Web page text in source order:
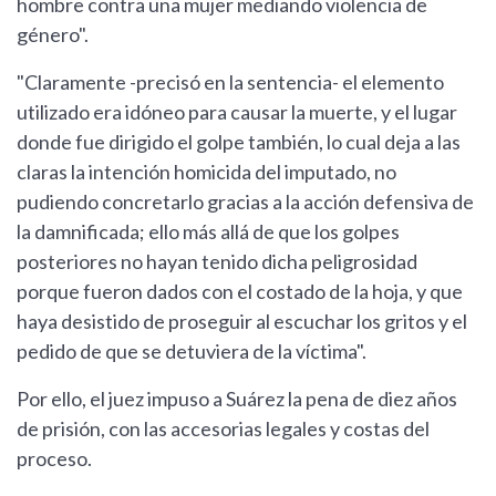
hombre contra una mujer mediando violencia de
género".
"Claramente -precisó en la sentencia- el elemento
utilizado era idóneo para causar la muerte, y el lugar
donde fue dirigido el golpe también, lo cual deja a las
claras la intención homicida del imputado, no
pudiendo concretarlo gracias a la acción defensiva de
la damnificada; ello más allá de que los golpes
posteriores no hayan tenido dicha peligrosidad
porque fueron dados con el costado de la hoja, y que
haya desistido de proseguir al escuchar los gritos y el
pedido de que se detuviera de la víctima".
Por ello, el juez impuso a Suárez la pena de diez años
de prisión, con las accesorias legales y costas del
proceso.